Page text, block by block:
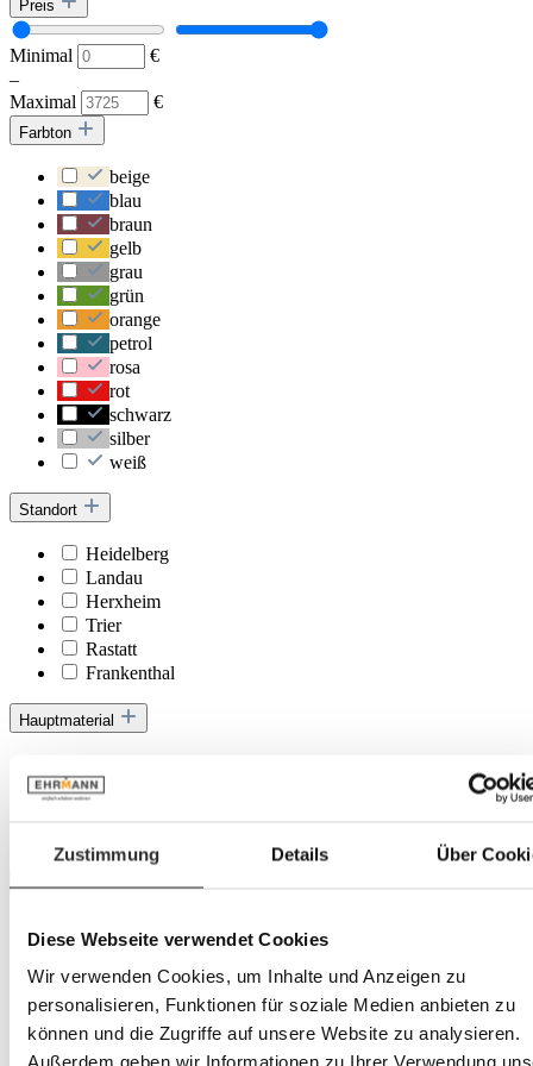
Zustimmung Details Über
Diese Webseite verwendet Cookies
Wir verwenden Cookies, um Inhalte und Anzeigen zu
personalisieren, Funktionen für soziale Medien anbieten zu
können und die Zugriffe auf unsere Website zu analysieren.
Außerdem geben wir Informationen zu Ihrer Verwendung
Preis
Minimal
€
–
Maximal
€
Farbton
beige
blau
braun
gelb
grau
grün
orange
petrol
rosa
rot
schwarz
silber
weiß
Standort
Heidelberg
Landau
Herxheim
Trier
Rastatt
Frankenthal
Hauptmaterial
Kunstleder
Marke
Innovation Living
Kave Home
Restyl
Theodor Sass
Vito